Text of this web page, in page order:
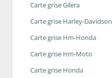
Carte grise Gilera
Carte grise Harley-Davidson
Carte grise Hm-Honda
Carte grise Hm-Moto
Carte grise Honda